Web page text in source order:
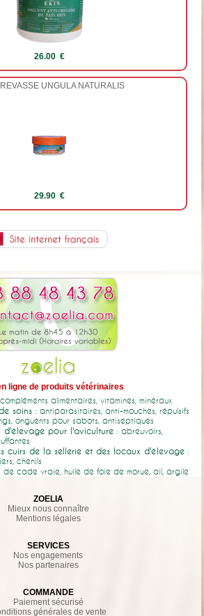
26.00 €
UNGULA NATURALIS
29.90 €
ligne de produits vétérinaires
alimentaires, vitamines, minéraux
soins : antiparasitaires, anti-mouches, répulsifs
onguents pour sabots, antiseptiques
d'élevage pour l'aviculture : abreuvoirs,
cuirs de la sellerie et des locaux d'élevage :
chenils
de cade vraie, huile de foie de morue, ail, argile
ZOELIA
Mieux nous connaître
Mentions légales
SERVICES
Nos engagements
Nos partenaires
COMMANDE
Paiement sécurisé
générales de vente